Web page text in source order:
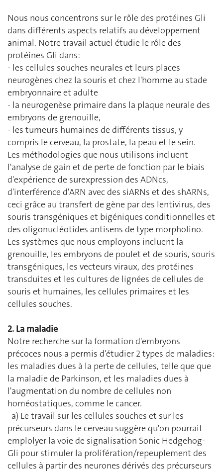
Nous nous concentrons sur le rôle des protéines Gli
dans différents aspects relatifs au développement
animal. Notre travail actuel étudie le rôle des
protéines Gli dans:
- les cellules souches neurales et leurs places
neurogènes chez la souris et chez l'homme au stade
embryonnaire et adulte
- la neurogenèse primaire dans la plaque neurale des
embryons de grenouille,
- les tumeurs humaines de différents tissus, y
compris le cerveau, la prostate, la peau et le sein.
Les méthodologies que nous utilisons incluent
l'analyse de gain et de perte de fonction par le biais
d'expérience de surexpression des ADNcs,
d'interférence d'ARN avec des siARNs et des shARNs,
ceci grâce au transfert de gène par des lentivirus, des
souris transgéniques et bigéniques conditionnelles et
des oligonucléotides antisens de type morpholino.
Les systèmes que nous employons incluent la
grenouille, les embryons de poulet et de souris, souris
transgéniques, les vecteurs viraux, des protéines
transduites et les cultures de lignées de cellules de
souris et humaines, les cellules primaires et les
cellules souches.
2. La maladie
Notre recherche sur la formation d'embryons
précoces nous a permis d'étudier 2 types de maladies:
les maladies dues à la perte de cellules, telle que que
la maladie de Parkinson, et les maladies dues à
l'augmentation du nombre de cellules non
homéostatiques, comme le cancer.
a) Le travail sur les cellules souches et sur les
précurseurs dans le cerveau suggère qu'on pourrait
emplolyer la voie de signalisation Sonic Hedgehog-
Gli pour stimuler la prolifération/repeuplement des
cellules à partir des neurones dérivés des précurseurs